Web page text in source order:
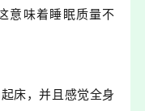
意味着睡眠质量不
床，并且感觉全身